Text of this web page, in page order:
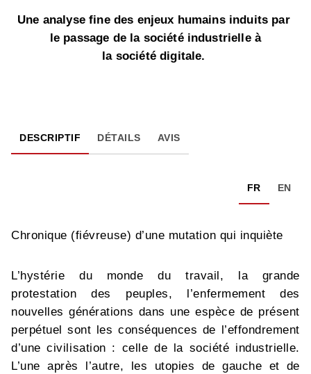
Une analyse fine des enjeux humains induits par
le passage de la société industrielle à
la société digitale.
DESCRIPTIF DÉTAILS AVIS
FR EN
Chronique (fiévreuse) d’une mutation qui inquiète
L’hystérie du monde du travail, la grande
protestation des peuples, l’enfermement des
nouvelles générations dans une espèce de présent
perpétuel sont les conséquences de l’effondrement
d’une civilisation : celle de la société industrielle.
L’une après l’autre, les utopies de gauche et de